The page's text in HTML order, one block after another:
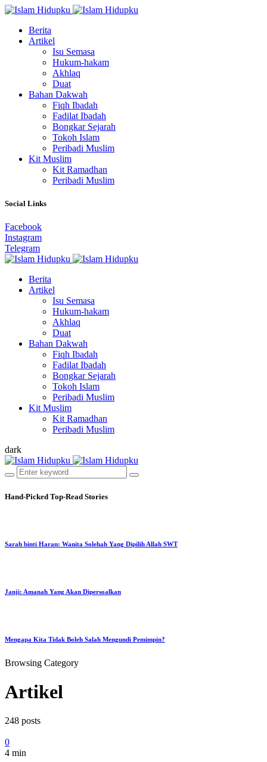
Berita
Artikel
Isu Semasa
Hukum-hakam
Akhlaq
Duat
Bahan Dakwah
Fiqh Ibadah
Fadilat Ibadah
Bongkar Sejarah
Tokoh Islam
Peribadi Muslim
Kit Muslim
Kit Ramadhan
Peribadi Muslim
Social Links
Facebook
Instagram
Telegram
Berita
Artikel
Isu Semasa
Hukum-hakam
Akhlaq
Duat
Bahan Dakwah
Fiqh Ibadah
Fadilat Ibadah
Bongkar Sejarah
Tokoh Islam
Peribadi Muslim
Kit Muslim
Kit Ramadhan
Peribadi Muslim
dark
Hand-Picked Top-Read Stories
Sarah binti Haran: Wanita Solehah Yang Dipilih Allah SWT
Janji: Amanah Yang Akan Dipersoalkan
Mengapa Kita Tidak Boleh Salah Mengundi Pemimpin?
Browsing Category
Artikel
248 posts
0
4 min